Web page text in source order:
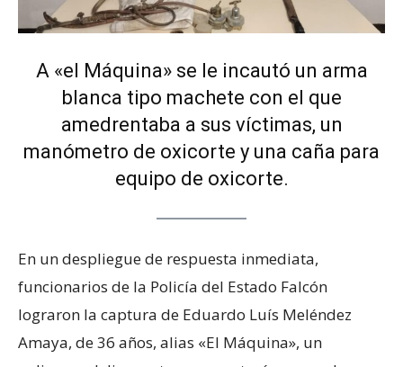
A «el Máquina» se le incautó un arma
blanca tipo machete con el que
amedrentaba a sus víctimas, un
manómetro de oxicorte y una caña para
equipo de oxicorte.
En un despliegue de respuesta inmediata,
funcionarios de la Policía del Estado Falcón
lograron la captura de Eduardo Luís Meléndez
Amaya, de 36 años, alias «El Máquina», un